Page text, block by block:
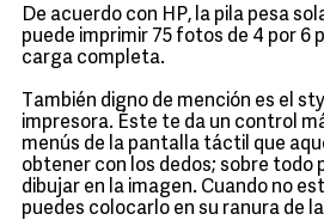
De acuerdo con HP, la pila pesa
puede imprimir 75 fotos de 4 por 6
carga completa.
También digno de mención es el
impresora. Éste te da un control
menús de la pantalla táctil que
obtener con los dedos; sobre todo
dibujar en la imagen. Cuando no
puedes colocarlo en su ranura de